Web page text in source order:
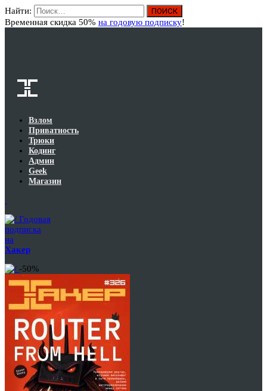
Найти:
Временная скидка 50% на годовую подписку!
Взлом
Приватность
Трюки
Кодинг
Админ
Geek
Магазин
Годовая
подписка
на
Хакер
-50%